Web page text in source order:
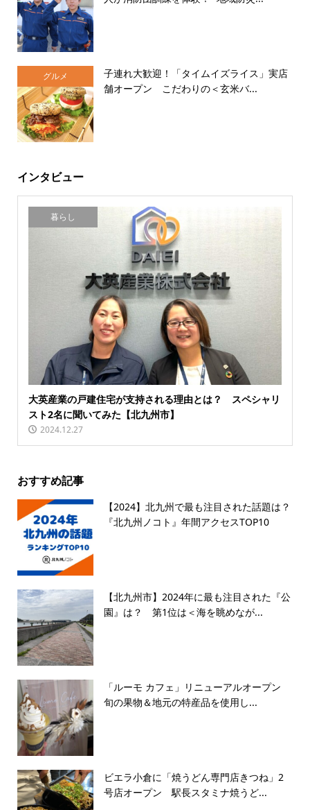
グルメ
子連れ大歓迎！「タイムイズライス」実店
舗オープン こだわりの＜玄米バ...
インタビュー
暮らし
大英産業の戸建住宅が支持される理由とは？ スペシャリ
スト2名に聞いてみた【北九州市】
2024.12.27
おすすめ記事
【2024】北九州で最も注目された話題は？
『北九州ノコト』年間アクセスTOP10
【北九州市】2024年に最も注目された『公
園』は？ 第1位は＜海を眺めなが...
「ルーモ カフェ」リニューアルオープン
旬の果物＆地元の特産品を使用し...
ビエラ小倉に「焼うどん専門店きつね」2
号店オープン 駅長スタミナ焼うど...